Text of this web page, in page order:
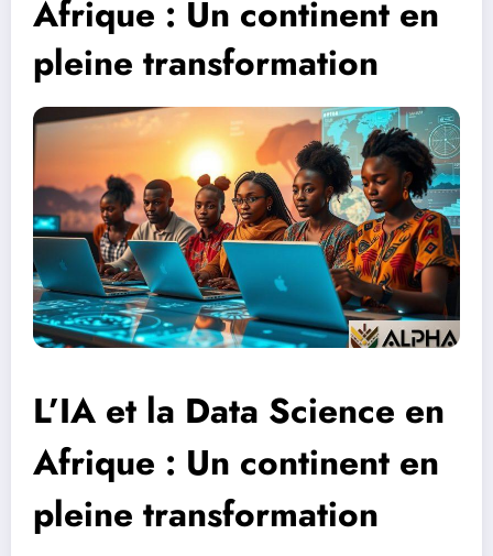
Afrique : Un continent en
pleine transformation
L’IA et la Data Science en
Afrique : Un continent en
pleine transformation